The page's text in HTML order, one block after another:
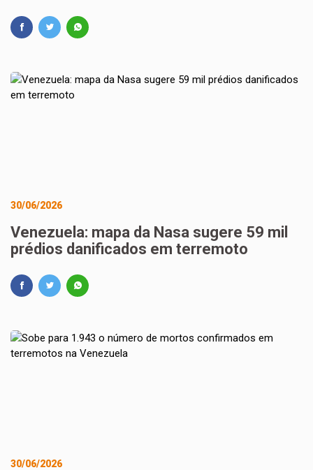
30/06/2026
Venezuela: mapa da Nasa sugere 59 mil
prédios danificados em terremoto
30/06/2026